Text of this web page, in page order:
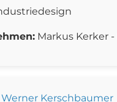
Markus Kerker
Werner Kerschbaumer